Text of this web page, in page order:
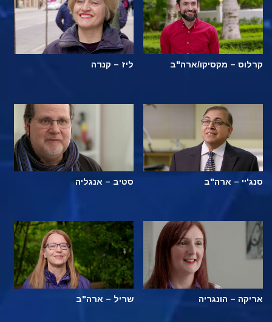
קרלוס – מקסיקו/ארה"ב ליז – קנדה
סנג'יי – ארה"ב סטיב – אנגליה
אריקה – הונגריה שריל – ארה"ב